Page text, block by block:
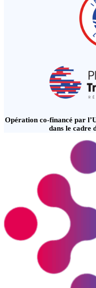
Opération co-financé par
dans le cadre